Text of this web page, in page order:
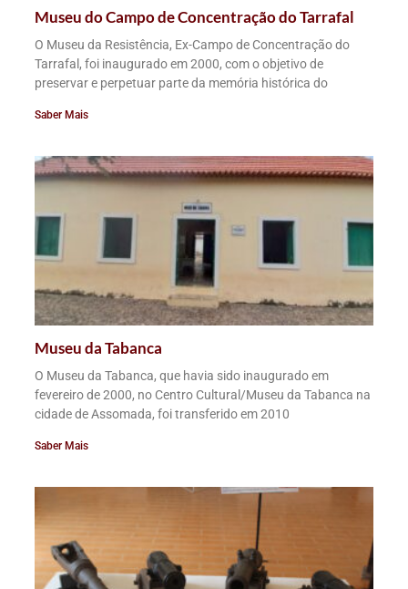
Museu do Campo de Concentração do Tarrafal
O Museu da Resistência, Ex-Campo de Concentração do
Tarrafal, foi inaugurado em 2000, com o objetivo de
preservar e perpetuar parte da memória histórica do
Saber Mais
Museu da Tabanca
O Museu da Tabanca, que havia sido inaugurado em
fevereiro de 2000, no Centro Cultural/Museu da Tabanca na
cidade de Assomada, foi transferido em 2010
Saber Mais